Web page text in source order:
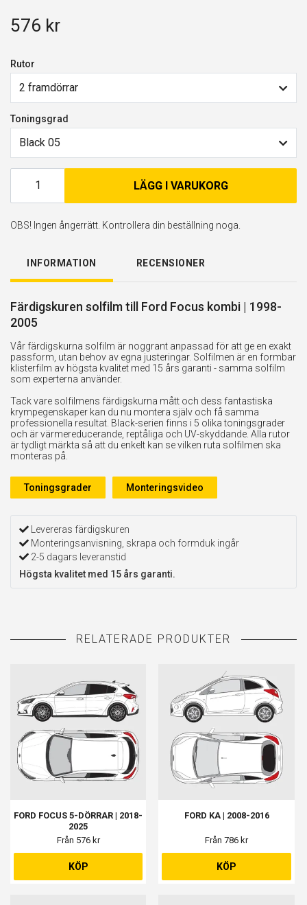
576 kr
Rutor
2 framdörrar
Toningsgrad
Black 05
LÄGG I VARUKORG
OBS! Ingen ångerrätt. Kontrollera din beställning noga.
INFORMATION RECENSIONER
Färdigskuren solfilm till Ford Focus kombi | 1998-
2005
Vår färdigskurna solfilm är noggrant anpassad för att ge en exakt
passform, utan behov av egna justeringar. Solfilmen är en formbar
klisterfilm av högsta kvalitet med 15 års garanti - samma solfilm
som experterna använder.
Tack vare solfilmens färdigskurna mått och dess fantastiska
krympegenskaper kan du nu montera själv och få samma
professionella resultat. Black-serien finns i 5 olika toningsgrader
och är värmereducerande, reptåliga och UV-skyddande. Alla rutor
är tydligt märkta så att du enkelt kan se vilken ruta solfilmen ska
monteras på.
Toningsgrader Monteringsvideo
Levereras färdigskuren
Monteringsanvisning, skrapa och formduk ingår
2-5 dagars leveranstid
Högsta kvalitet med 15 års garanti.
FORD FOCUS 5-DÖRRAR | 2018-
2025
Från 576 kr
KÖP
FORD KA | 2008-2016
Från 786 kr
KÖP